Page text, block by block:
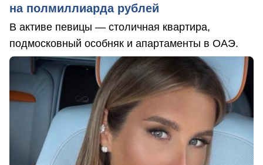
на полмиллиарда рублей
В активе певицы — столичная квартира,
подмосковный особняк и апартаменты в ОАЭ.